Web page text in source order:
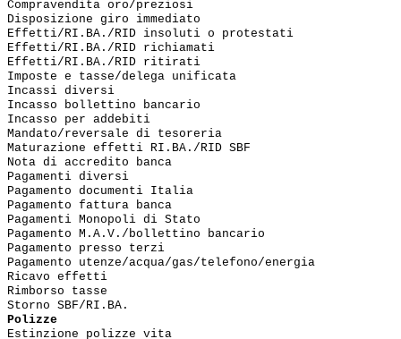
Compravendita oro/preziosi
Disposizione giro immediato
Effetti/RI.BA./RID insoluti o protestati
Effetti/RI.BA./RID richiamati
Effetti/RI.BA./RID ritirati
Imposte e tasse/delega unificata
Incassi diversi
Incasso bollettino bancario
Incasso per addebiti
Mandato/reversale di tesoreria
Maturazione effetti RI.BA./RID SBF
Nota di accredito banca
Pagamenti diversi
Pagamento documenti Italia
Pagamento fattura banca
Pagamenti Monopoli di Stato
Pagamento M.A.V./bollettino bancario
Pagamento presso terzi
Pagamento utenze/acqua/gas/telefono/energia
Ricavo effetti
Rimborso tasse
Storno SBF/RI.BA.
Polizze
Estinzione polizze vita